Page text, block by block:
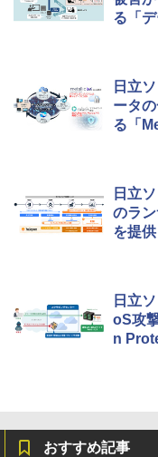
る「
日立
ータ
る「
日立
のラ
を提供
日立
oS攻
n
おすすめ記事